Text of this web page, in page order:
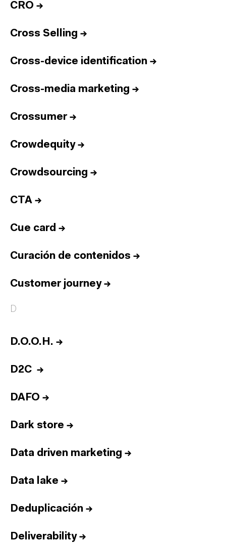
CRO →
Cross Selling →
Cross-device identification →
Cross-media marketing →
Crossumer→
Crowdequity→
Crowdsourcing →
CTA →
Cue card →
Curación de contenidos →
Customer journey→
D
D.O.O.H. →
D2C →
DAFO →
Dark store →
Data driven marketing →
Data lake →
Deduplicación →
Deliverability→